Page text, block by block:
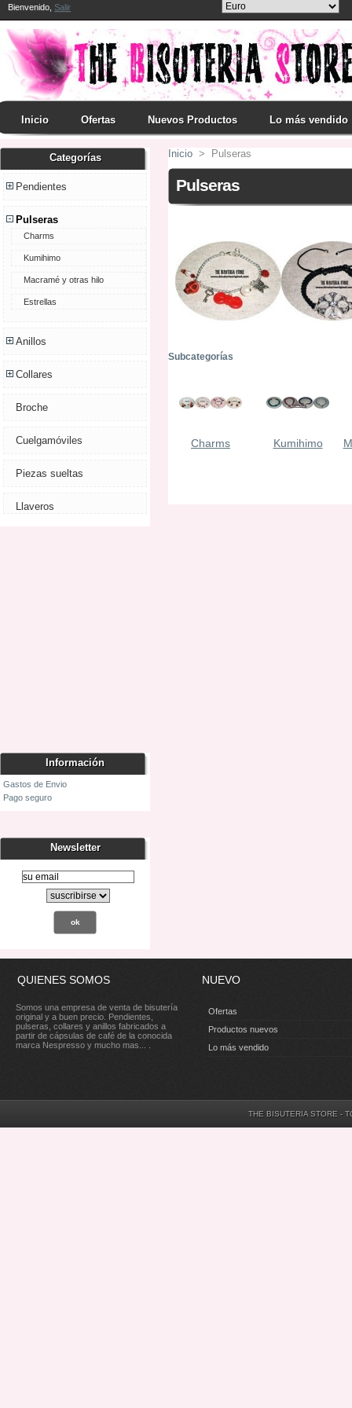
Bienvenido, Salir
Inicio Ofertas Nuevos Productos Lo más vendido
Categorías
Pendientes
Pulseras
Charms
Kumihimo
Macramé y otras hilo
Estrellas
Anillos
Collares
Broche
Cuelgamóviles
Piezas sueltas
Llaveros
Información
Gastos de Envio
Pago seguro
Newsletter
Inicio > Pulseras
Pulseras
Subcategorías
Charms Kumihimo
QUIENES SOMOS
Somos una empresa de venta de bisutería
original y a buen precio. Pendientes,
pulseras, collares y anillos fabricados a
partir de cápsulas de café de la conocida
marca Nespresso y mucho mas... .
NUEVO
Ofertas
Productos nuevos
Lo más vendido
THE BISUTERIA STORE -